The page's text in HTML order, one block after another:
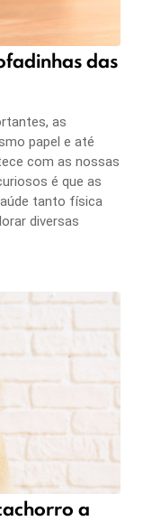
das
as
papel e até
com as nossas
é que as
tanto física
diversas
a